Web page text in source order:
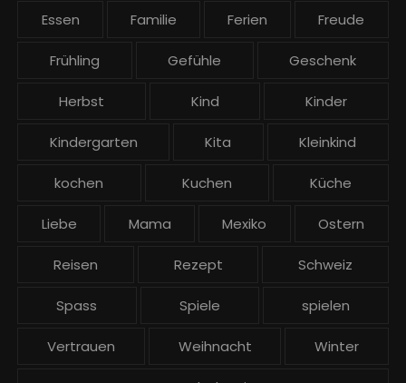
Essen Familie Ferien Freude
Frühling Gefühle Geschenk
Herbst Kind Kinder
Kindergarten Kita Kleinkind
kochen Kuchen Küche
Liebe Mama Mexiko Ostern
Reisen Rezept Schweiz
Spass Spiele spielen
Vertrauen Weihnacht Winter